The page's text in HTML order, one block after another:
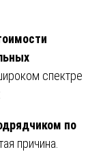
спектре
по
причина.